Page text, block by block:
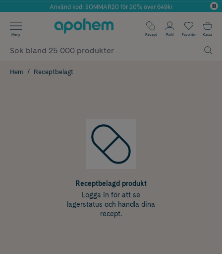
Årets Butik 2025 inom Skönhet
Använd kod: SOMMAR20 för 20% över 649kr
✓ Fri frakt
✓ Poäng på alla köp*
Meny Recept Profil Favoriter Kassa
Hem Receptbelagt
Receptbelagd produkt
Logga in för att se
lagerstatus och handla dina
recept.